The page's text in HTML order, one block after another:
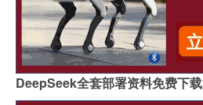
DeepSeek全套部署资料免费下载